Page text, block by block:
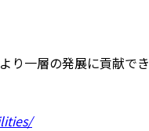
り一層の発展に貢献でき